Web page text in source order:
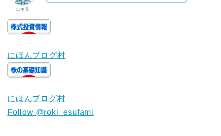
ロキ兄
にほんブログ村
にほんブログ村
Follow @roki_esufami